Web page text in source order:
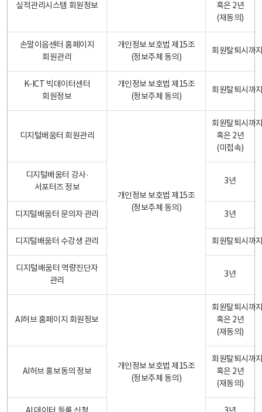
실적관리시스템 회원정보
혹은 2년
(재동의)
손말이음센터 홈페이지
회원관리
개인정보 보호법 제15조
(정보주체 동의)
회원탈퇴시까
K-ICT 빅데이터센터
회원정보
개인정보 보호법 제15조
(정보주체 동의)
회원탈퇴시까
디지털배움터 회원관리
개인정보 보호법 제15조
(정보주체 동의)
회원탈퇴시까
혹은 2년
(미접속)
디지털배움터 강사·
서포터즈 정보
3년
디지털배움터 문의자 관리 3년
디지털배움터 수강생 관리 회원탈퇴시까
디지털배움터 역량진단자
관리
3년
AI허브 홈페이지 회원정보
개인정보 보호법 제15조
(정보주체 동의)
회원탈퇴시까
혹은 2년
(재동의)
AI허브 홍보동의 정보
회원탈퇴시까
혹은 2년
(재동의)